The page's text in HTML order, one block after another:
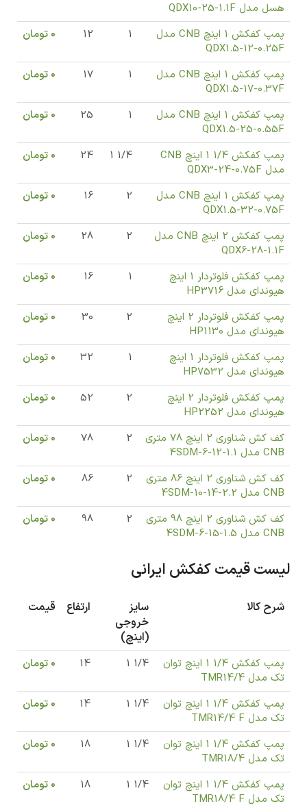
هسل مدل QDX10-25-1.1F
پمپ کفکش 1 اینچ CNB مدل
QDX1.5-12-0.25F
1
12
0 تومان
پمپ کفکش 1 اینچ CNB مدل
QDX1.5-17-0.37F
1
17
0 تومان
پمپ کفکش 1 اینچ CNB مدل
QDX1.5-25-0.55F
1
25
0 تومان
پمپ کفکش 1/4 1 اینچ CNB
مدل QDX3-24-0.75F
1/4 1
24
0 تومان
پمپ کفکش 1 اینچ CNB مدل
QDX1.5-32-0.75F
2
16
0 تومان
پمپ کفکش 2 اینچ CNB مدل
QDX6-28-1.1F
2
28
0 تومان
پمپ کفکش فلوتردار 1 اینچ
هیوندای مدل HP3716
1
16
0 تومان
پمپ کفکش فلوتردار 2 اینچ
هیوندای مدل HP1130
2
30
0 تومان
پمپ کفکش فلوتردار 1 اینچ
هیوندای مدل HP7532
1
32
0 تومان
پمپ کفکش فلوتردار 2 اینچ
هیوندای مدل HP2252
2
52
0 تومان
کف کش شناوری 2 اینچ 78 متری
CNB مدل 4SDM-6-12-1.1
2
78
0 تومان
کف کش شناوری 2 اینچ 86 متری
CNB مدل 4SDM-10-14-2.2
2
86
0 تومان
کف کش شناوری 2 اینچ 98 متری
CNB مدل 4SDM-6-15-1.5
2
98
0 تومان
لیست قیمت کفکش ایرانی
شرح کالا
سایز
خروجی
(اینچ)
ارتفاع قیمت
پمپ کفکش 1/4 1 اینچ توان
تک مدل TMR14/4
1/4 1
14
0 تومان
پمپ کفکش 1/4 1 اینچ توان
تک مدل TMR14/4 F
1/4 1
14
0 تومان
پمپ کفکش 1/4 1 اینچ توان
تک مدل TMR18/4
1/4 1
18
0 تومان
پمپ کفکش 1/4 1 اینچ توان
تک مدل TMR18/4 F
1/4 1
18
0 تومان